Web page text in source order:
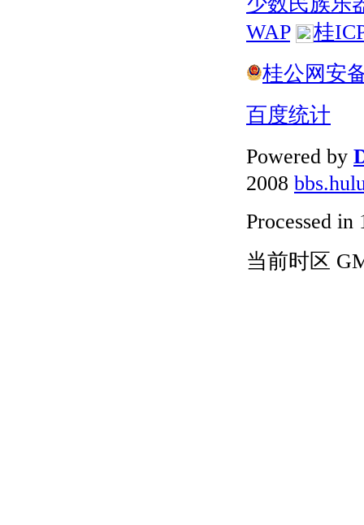
WAP
桂
桂公网安
百度统计
Powered by
2008
Processed in
当前时区